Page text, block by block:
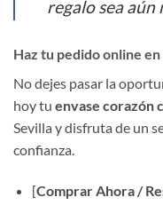
regalo sea aún
Haz tu pedido online
No dejes pasar la
hoy tu envase corazón
Sevilla y disfruta de un
confianza.
[Comprar Ahora /